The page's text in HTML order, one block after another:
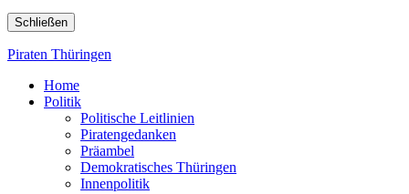
Schließen
Piraten Thüringen
Home
Politik
Politische Leitlinien
Piratengedanken
Präambel
Demokratisches Thüringen
Innenpolitik